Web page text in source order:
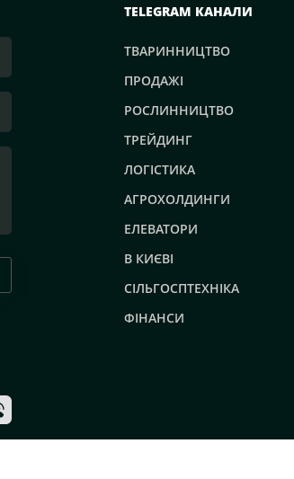
TELEGRAM КАНАЛИ
ТВАРИННИЦТВО
ПРОДАЖІ
РОСЛИННИЦТВО
ТРЕЙДИНГ
ЛОГІСТИКА
АГРОХОЛДИНГИ
ЕЛЕВАТОРИ
В КИЄВІ
СІЛЬГОСПТЕХНІКА
ФІНАНСИ